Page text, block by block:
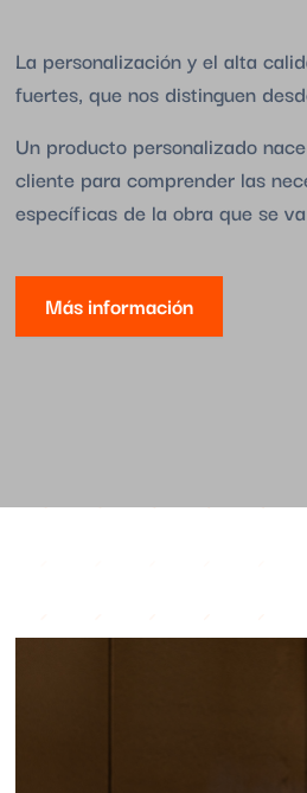
La personalización y el alta
fuertes, que nos distinguen
Un producto personalizado
cliente para comprender las
específicas de la obra que se
Más información